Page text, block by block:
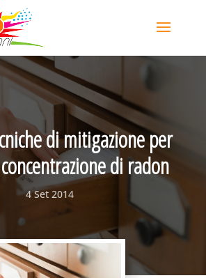
di mitigazione per
di radon
4 Set 2014